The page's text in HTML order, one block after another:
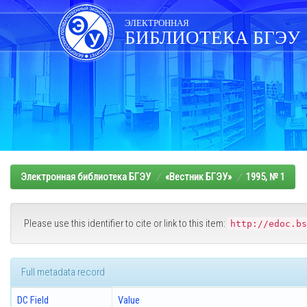
Skip
navigation
ЭЛЕКТРОННАЯ
БИБЛИОТЕКА БГЭУ
Электронная библиотека БГЭУ «Вестник БГЭУ» 1995, № 1
Please use this identifier to cite or link to this item: http://
Full metadata record
DC Field Value